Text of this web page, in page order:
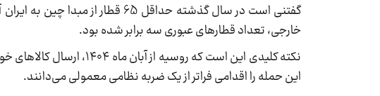
گفتنی است در سال گذشته حداقل 65
خارجی، تعداد قطارهای عبوری سه برابر شده بود.
نکته کلیدی این است که
این حمله را اقدامی فراتر از یک ضربه نظامی معمولی می‌دانند.